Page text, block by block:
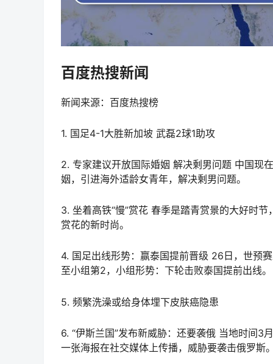
百度热搜新闻
新闻来源：百度热搜榜
1. 国足4-1大胜新加坡 武磊2球1助攻
2. 专家建议开放国际婚姻 解决剩男问题 中国现
姻，引进海外适龄女青年，解决剩男问题。
3. 坐着高铁“慢”赏花 春季是踏青赏景的大好时
赏花的新时尚。
4. 国足出线形势：赢泰国提前晋级 26日，世预
至小组第2，小组形势：下轮击败泰国提前出线。
5. 频繁洗澡或给身体埋下皮肤癌隐患
6. “伊斯兰国”发布新威胁：还要袭俄 当地时间3
一张海报在社交媒体上传播，威胁要袭击俄罗斯